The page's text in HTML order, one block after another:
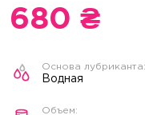
680 ₴
Водная